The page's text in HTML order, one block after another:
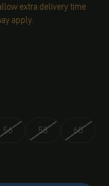
extra delivery time
apply.
56 58 60